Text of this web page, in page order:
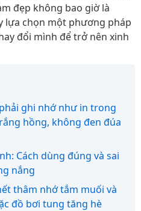
đẹp không bao giờ là
lựa chọn một phương pháp
đổi mình để trở nên xinh
ghi nhớ như in trong
hồng, không đen đúa
Cách dùng đúng và sai
nắng
thâm nhớ tắm muối và
đồ bơi tung tăng hè